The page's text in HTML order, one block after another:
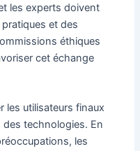
les experts doivent
et des
éthiques
cet échange
les utilisateurs finaux
technologies. En
les